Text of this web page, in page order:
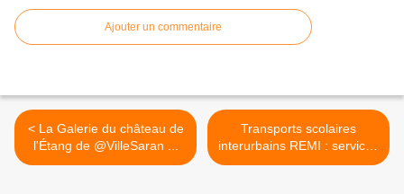
Ajouter un commentaire
< La Galerie du château de
l'Étang de @VilleSaran ...
Transports scolaires
interurbains REMI : services
assurés à la rentrée 2022